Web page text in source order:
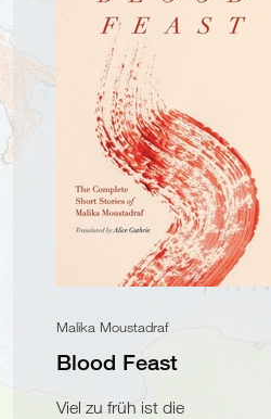
Malika Moustadraf
Blood Feast
Viel zu früh ist die